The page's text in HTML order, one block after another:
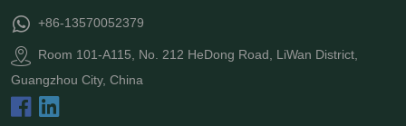
+86-13570052379
Room 101-A115, No. 212 HeDong Road, LiWan District,
Guangzhou City, China